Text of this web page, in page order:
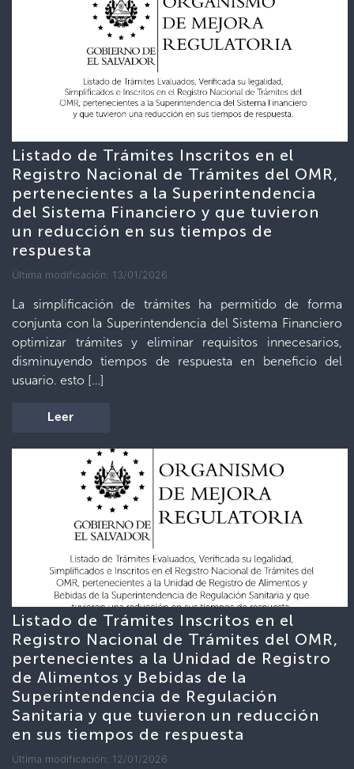
Listado de Trámites Inscritos en el
Registro Nacional de Trámites del OMR,
pertenecientes a la Superintendencia
del Sistema Financiero y que tuvieron
un reducción en sus tiempos de
respuesta
Última modificación: 13/01/2026
La simplificación de trámites ha permitido de forma
conjunta con la Superintendencia del Sistema Financiero
optimizar trámites y eliminar requisitos innecesarios,
disminuyendo tiempos de respuesta en beneficio del
usuario. esto […]
Leer
Listado de Trámites Inscritos en el
Registro Nacional de Trámites del OMR,
pertenecientes a la Unidad de Registro
de Alimentos y Bebidas de la
Superintendencia de Regulación
Sanitaria y que tuvieron un reducción
en sus tiempos de respuesta
Última modificación: 12/01/2026